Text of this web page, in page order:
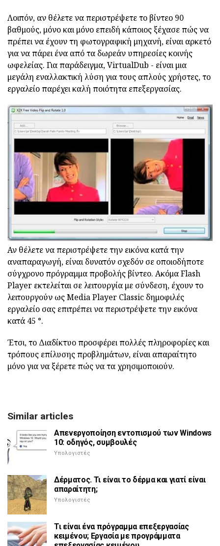
Λοιπόν, αν θέλετε να περιστρέψετε το βίντεο 90
βαθμούς, μόνο και μόνο επειδή κάποιος ξέχασε πώς να
πρέπει να έχουν τη φωτογραφική μηχανή, είναι αρκετό
για να πάρει ένα από τα δωρεάν υπηρεσίες κοινής
ωφελείας. Για παράδειγμα, VirtualDub - είναι μια
μεγάλη εναλλακτική λύση για τους απλούς χρήστες, το
εργαλείο παρέχει καλή ποιότητα επεξεργασίας.
Αν θέλετε να περιστρέψετε την εικόνα κατά την
αναπαραγωγή, είναι δυνατόν σχεδόν σε οποιοδήποτε
σύγχρονο πρόγραμμα προβολής βίντεο. Ακόμα Flash
Player εκτελείται σε λειτουργία με σύνδεση, έχουν το
λειτουργούν ως Media Player Classic δημοφιλές
εργαλείο σας επιτρέπει να περιστρέψετε την εικόνα
κατά 45 °.
Έτσι, το Διαδίκτυο προσφέρει πολλές πληροφορίες και
τρόπους επίλυσης προβλημάτων, είναι απαραίτητο
μόνο για να ξέρετε πώς να τα χρησιμοποιούν.
Similar articles
Απενεργοποίηση εντοπισμού των Windows
10: οδηγός, συμβουλές
Υπολογιστές
Δέρματος. Τι είναι το δέρμα και γιατί είναι
απαραίτητη;
Υπολογιστές
Τι είναι ένα πρόγραμμα επεξεργασίας
κειμένου; Εργασία με προγράμματα